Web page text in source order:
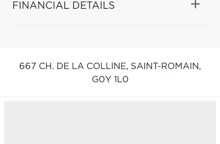
FINANCIAL DETAILS
667 CH. DE LA COLLINE, SAINT-ROMAIN,
G0Y 1L0